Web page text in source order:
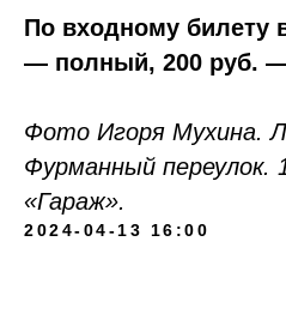
По входному билету
— полный, 200 руб.
Фото Игоря Мухина.
Фурманный переулок.
«Гараж».
2024-04-13 16:00